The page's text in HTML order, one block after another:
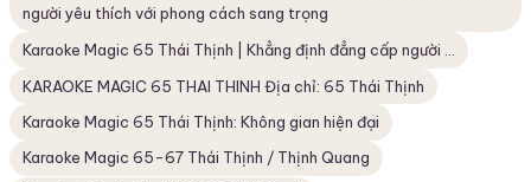
người yêu thích với phong cách sang trọng
Karaoke Magic 65 Thái Thịnh | Khẳng định đẳng cấp người ...
KARAOKE MAGIC 65 THAI THINH Địa chỉ: 65 Thái Thịnh
Karaoke Magic 65 Thái Thịnh: Không gian hiện đại
Karaoke Magic 65-67 Thái Thịnh / Thịnh Quang